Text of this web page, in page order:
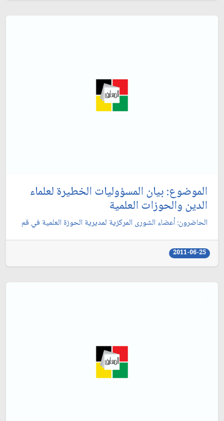
الموضوع: بيان المسؤوليات الخطيرة لعلماء
الدين والحوزات العلمية
الحاضرون: أعضاء الشورى المركزية لمديرية الحوزة العلمية في قم‏
2011-06-25